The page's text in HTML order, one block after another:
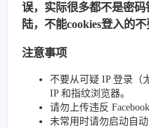
误，实际很多都不是密
陆，不能cookies登入的
注意事项
不要从可疑 IP 登录（
IP 和指纹浏览器。
请勿上传违反
未常用时请勿启动自动